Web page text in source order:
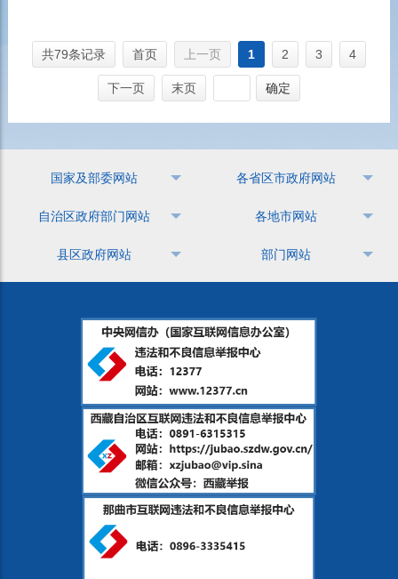
共79条记录 首页 上一页 1 2 3 4
下一页 末页 确定
国家及部委网站 各省区市政府网站
自治区政府部门网站 各地市网站
县区政府网站 部门网站